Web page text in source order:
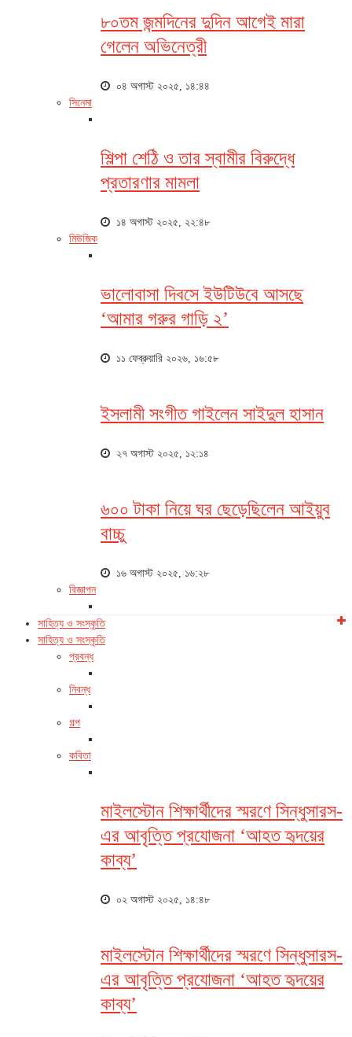
৮০তম জন্মদিনের দুদিন আগেই মারা
গেলেন অভিনেত্রী
০৪ অগাস্ট ২০২৫, ১৪:৪৪
সিনেমা
শিল্পা শেঠি ও তার স্বামীর বিরুদ্ধে
প্রতারণার মামলা
১৪ অগাস্ট ২০২৫, ২২:৪৮
মিউজিক
ভালোবাসা দিবসে ইউটিউবে আসছে
‘আমার গরুর গাড়ি ২’
১১ ফেব্রুয়ারি ২০২৬, ১৬:৫৮
ইসলামী সংগীত গাইলেন সাইদুল হাসান
২৭ অগাস্ট ২০২৫, ১২:১৪
৬০০ টাকা নিয়ে ঘর ছেড়েছিলেন আইয়ুব
বাচ্চু
১৬ অগাস্ট ২০২৫, ১৬:২৮
বিজ্ঞাপন
সাহিত্য ও সংস্কৃতি
সাহিত্য ও সংস্কৃতি
প্রবন্ধ
নিবন্ধ
গল্প
কবিতা
মাইলস্টোন শিক্ষার্থীদের স্মরণে সিন্ধুসারস-
এর আবৃত্তি প্রযোজনা ‘আহত হৃদয়ের
কাব্য’
০২ অগাস্ট ২০২৫, ১৪:৪৮
মাইলস্টোন শিক্ষার্থীদের স্মরণে সিন্ধুসারস-
এর আবৃত্তি প্রযোজনা ‘আহত হৃদয়ের
কাব্য’